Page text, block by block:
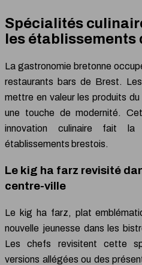
Spécialités
les établissements
La gastronomie bretonne
restaurants bars de Brest.
mettre en valeur les produits
une touche de modernité.
innovation culinaire fait la
établissements brestois.
Le kig ha farz revisité
centre-ville
Le kig ha farz, plat
nouvelle jeunesse dans les
Les chefs revisitent cette
versions allégées ou des